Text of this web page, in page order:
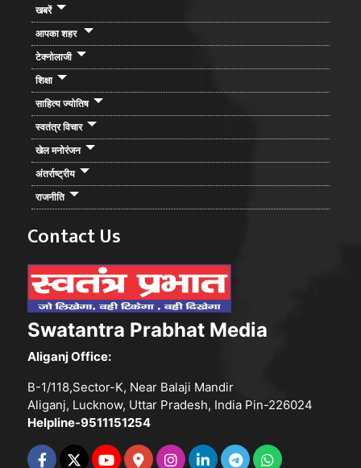
खबरें
आपका शहर
टेक्नोलाजी
शिक्षा
साहित्य ज्योतिष
स्वतंत्र विचार
खेल मनोरंजन
अंतर्राष्ट्रीय
राजनीति
Contact Us
Swatantra Prabhat Media
Aliganj Office:
B-1/118,Sector-K, Near Balaji Mandir
Aliganj, Lucknow, Uttar Pradesh, India Pin-226024
Helpline-9511151254